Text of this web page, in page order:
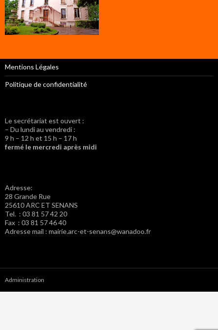
Mentions Légales
Politique de confidentialité
Le secrétariat est ouvert :
– Du lundi au vendredi :
9 h – 12 h et 15 h – 17 h
fermé le mercredi après midi
Adresse:
28 Grande Rue
25610 ARC ET SENANS
Tel. : 03 81 57 42 20
Fax : 03 81 57 46 40
Adresse mail : mairie.arc-et-senans@wanadoo.fr
Administration